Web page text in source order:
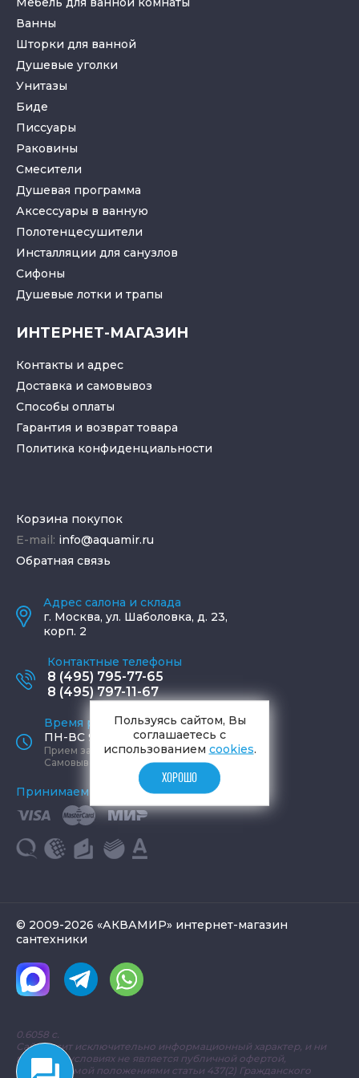
Ванны
Шторки для ванной
Душевые уголки
Унитазы
Биде
Писсуары
Раковины
Смесители
Душевая программа
Аксессуары в ванную
Полотенцесушители
Инсталляции для санузлов
Cифоны
Душевые лотки и трапы
ИНТЕРНЕТ-МАГАЗИН
Контакты и адрес
Доставка и самовывоз
Способы оплаты
Гарантия и возврат товара
Политика конфиденциальности
Корзина покупок
E-mail: info@aquamir.ru
Обратная связь
Адрес салона и склада
г. Москва, ул. Шаболовка, д. 23,
корп. 2
Контактные телефоны
8 (495) 795-77-65
8 (495) 797-11-67
Время работы офиса
ПН-ВС 9:00 - 19:00
Прием заказов круглосуточно
Самовывоз ПН-СБ 9-19, ВС 12-17
Принимаем к оплате
© 2009-2026 «АКВАМИР» интернет-магазин
сантехники
0.6058 с.
Сайт носит исключительно информационный характер, и ни
при каких условиях не является публичной офертой,
определяемой положениями статьи 437(2) Гражданского
Пользуясь сайтом, Вы
соглашаетесь с
использованием cookies.
ХОРОШО